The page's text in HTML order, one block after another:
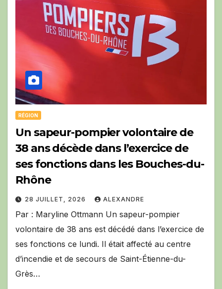
RÉGION
Un sapeur-pompier volontaire de
38 ans décède dans l’exercice de
ses fonctions dans les Bouches-du-
Rhône
28 JUILLET, 2026 ALEXANDRE
Par : Maryline Ottmann Un sapeur-pompier
volontaire de 38 ans est décédé dans l’exercice de
ses fonctions ce lundi. Il était affecté au centre
d’incendie et de secours de Saint-Étienne-du-
Grès…